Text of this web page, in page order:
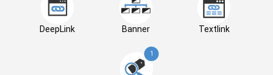
DeepLink Banner Textlink
1